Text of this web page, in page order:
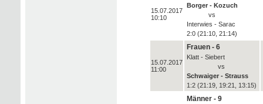
15.07.2017
10:10
Borger - Kozuch
vs
Interwies - Sarac
2:0 (21:10, 21:14)
15.07.2017
11:00
Frauen - 6
Klatt - Siebert
vs
Schwaiger - Strauss
1:2 (21:19, 19:21, 13:15)
Männer - 9